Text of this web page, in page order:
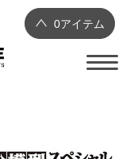
0アイテム